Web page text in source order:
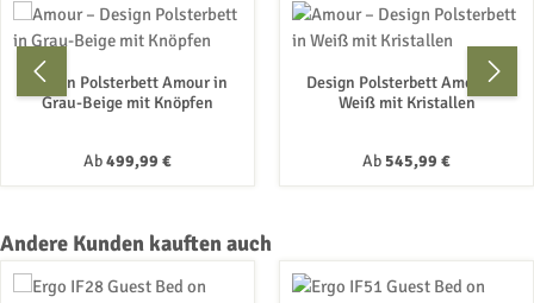
Design Polsterbett Amour in
Grau-Beige mit Knöpfen
Regulärer Preis:
Ab499,99 €
Design Polsterbett Amour in
Weiß mit Kristallen
Regulärer Preis:
Ab 545,99 €
Produktgalerie überspringen
Andere Kunden kauften auch